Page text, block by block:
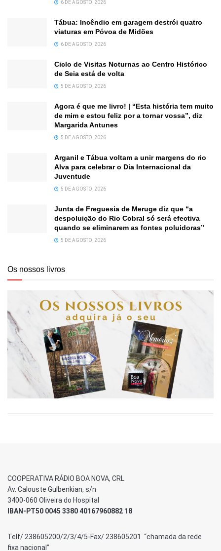
6 DE AGOSTO, 2026
Tábua: Incêndio em garagem destrói quatro
viaturas em Póvoa de Midões
6 DE AGOSTO, 2026
Ciclo de Visitas Noturnas ao Centro Histórico
de Seia está de volta
5 DE AGOSTO, 2026
Agora é que me livro! | “Esta história tem muito
de mim e estou feliz por a tornar vossa”, diz
Margarida Antunes
5 DE AGOSTO, 2026
Arganil e Tábua voltam a unir margens do rio
Alva para celebrar o Dia Internacional da
Juventude
5 DE AGOSTO, 2026
Junta de Freguesia de Meruge diz que “a
despoluição do Rio Cobral só será efectiva
quando se eliminarem as fontes poluidoras”
5 DE AGOSTO, 2026
Os nossos livros
COOPERATIVA RÁDIO BOA NOVA, CRL
Av. Calouste Gulbenkian, s/n
3400-060 Oliveira do Hospital
IBAN-PT50 0045 3380 40167960882 18
Telf/ 238605200/2/3/4/5-Fax/ 238605201 “chamada da rede
fixa nacional”